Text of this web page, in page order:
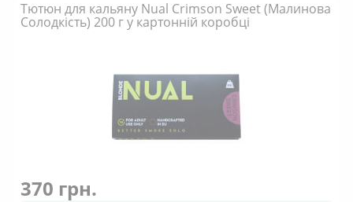
Тютюн для кальяну Nual Crimson Sweet (Малинова
Солодкість) 200 г у картонній коробці
370 грн.